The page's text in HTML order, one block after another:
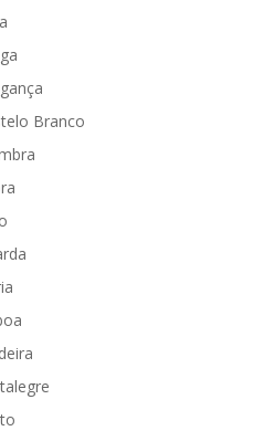
Branco